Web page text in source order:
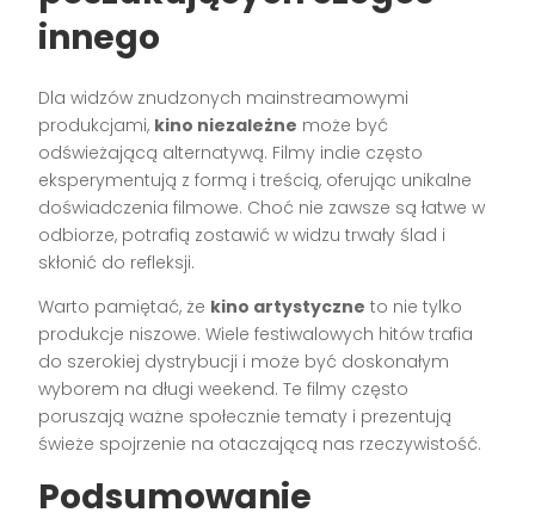
innego
Dla widzów znudzonych mainstreamowymi
produkcjami, kino niezależne może być
odświeżającą alternatywą. Filmy indie często
eksperymentują z formą i treścią, oferując unikalne
doświadczenia filmowe. Choć nie zawsze są łatwe w
odbiorze, potrafią zostawić w widzu trwały ślad i
skłonić do refleksji.
Warto pamiętać, że kino artystyczne to nie tylko
produkcje niszowe. Wiele festiwalowych hitów trafia
do szerokiej dystrybucji i może być doskonałym
wyborem na długi weekend. Te filmy często
poruszają ważne społecznie tematy i prezentują
świeże spojrzenie na otaczającą nas rzeczywistość.
Podsumowanie